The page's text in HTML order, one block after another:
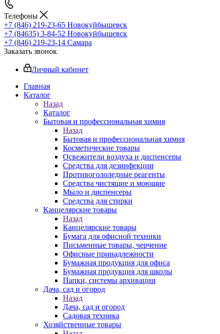
Телефоны
+7 (846) 219-23-65 Новокуйбышевск
+7 (84635) 3-84-52 Новокуйбышевск
+7 (846) 219-23-14 Самара
Заказать звонок
Личный кабинет
Главная
Каталог
Назад
Каталог
Бытовая и профессиональная химия
Назад
Бытовая и профессиональная химия
Косметические товары
Освежители воздуха и диспенсеры
Средства для дезинфекции
Противогололедные реагенты
Средства чистящие и моющие
Мыло и диспенсеры
Средства для стирки
Канцелярские товары
Назад
Канцелярские товары
Бумага для офисной техники
Письменные товары, черчение
Офисные принадлежности
Бумажная продукция для офиса
Бумажная продукция для школы
Папки, системы архивации
Дача, сад и огород
Назад
Дача, сад и огород
Садовая техника
Хозяйственные товары